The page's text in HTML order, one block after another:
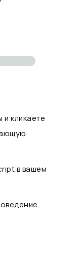
кликаете
в вашем